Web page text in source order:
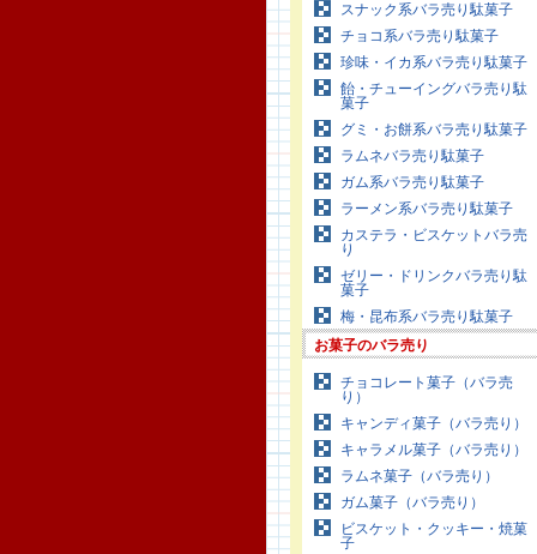
スナック系バラ売り駄菓子
チョコ系バラ売り駄菓子
珍味・イカ系バラ売り駄菓子
飴・チューイングバラ売り駄
菓子
グミ・お餅系バラ売り駄菓子
ラムネバラ売り駄菓子
ガム系バラ売り駄菓子
ラーメン系バラ売り駄菓子
カステラ・ビスケットバラ売
り
ゼリー・ドリンクバラ売り駄
菓子
梅・昆布系バラ売り駄菓子
お菓子のバラ売り
チョコレート菓子（バラ売
り）
キャンディ菓子（バラ売り）
キャラメル菓子（バラ売り）
ラムネ菓子（バラ売り）
ガム菓子（バラ売り）
ビスケット・クッキー・焼菓
子